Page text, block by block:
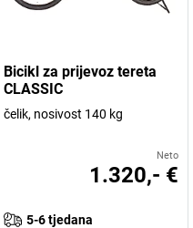
Bicikl za prijevoz tereta
CLASSIC
čelik, nosivost 140 kg
Neto
1.320,- €
5-6 tjedana